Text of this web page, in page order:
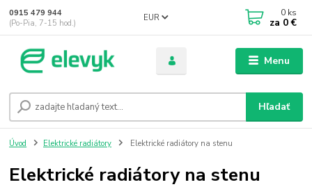
Menu
EUR
Hľadať
0915 479 944
(Po-Pia, 7-15 hod.)
0 ks
za 0 €
Úvod Elektrické radiátory Elektrické radiátory na stenu
Elektrické radiátory na stenu